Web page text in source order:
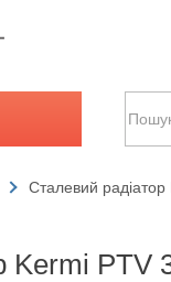
Сталевий
Kermi PTV